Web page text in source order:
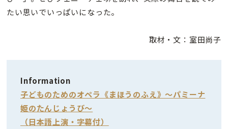
たい思いでいっぱいになった。
取材・文：室田尚子
Information
子どものためのオペラ《まほうのふえ》～パミーナ
姫のたんじょうび～
（日本語上演・字幕付）